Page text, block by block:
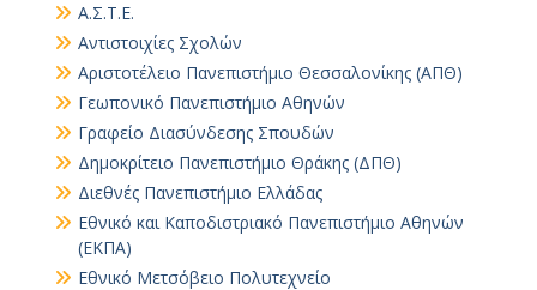
Α.Σ.Τ.Ε.
Αντιστοιχίες Σχολών
Αριστοτέλειο Πανεπιστήμιο Θεσσαλονίκης (ΑΠΘ)
Γεωπονικό Πανεπιστήμιο Αθηνών
Γραφείο Διασύνδεσης Σπουδών
Δημοκρίτειο Πανεπιστήμιο Θράκης (ΔΠΘ)
Διεθνές Πανεπιστήμιο Ελλάδας
Εθνικό και Καποδιστριακό Πανεπιστήμιο Αθηνών
(ΕΚΠΑ)
Εθνικό Μετσόβειο Πολυτεχνείο